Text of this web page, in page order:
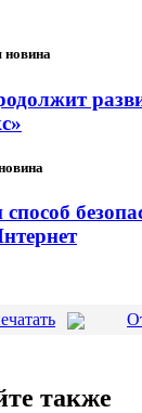
новина
способ
также